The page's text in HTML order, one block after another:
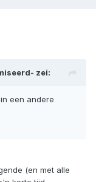
zei:
een andere
(en met alle